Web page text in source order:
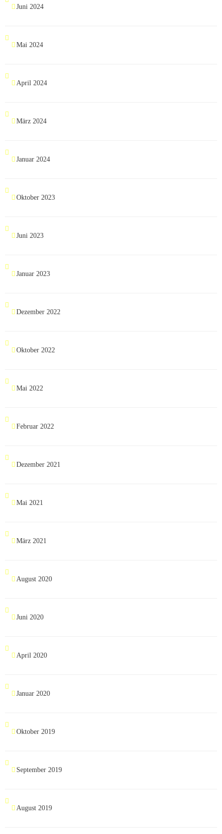
Juni 2024
Mai 2024
April 2024
März 2024
Januar 2024
Oktober 2023
Juni 2023
Januar 2023
Dezember 2022
Oktober 2022
Mai 2022
Februar 2022
Dezember 2021
Mai 2021
März 2021
August 2020
Juni 2020
April 2020
Januar 2020
Oktober 2019
September 2019
August 2019